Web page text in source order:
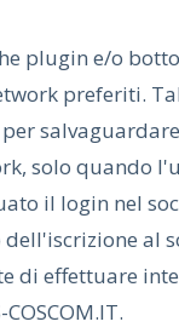
plugin e/o
preferiti.
solo quando
il login nel
al
di effettuare